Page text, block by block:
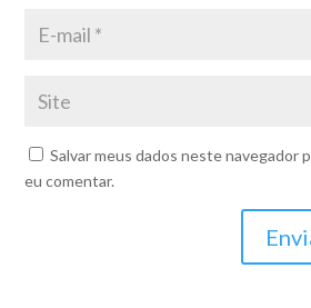
Salvar meus dados neste navegador
eu comentar.